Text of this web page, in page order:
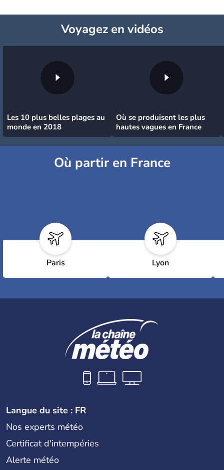
Voyagezen vidéos
Les 10 plus belles plages au
monde en 2018
Où se produisent les plus
hautes vagues en France
Où partir en France
Paris Lyon
Langue du site : FR
Nos experts météo
Certificat d'intempéries
Alerte météo